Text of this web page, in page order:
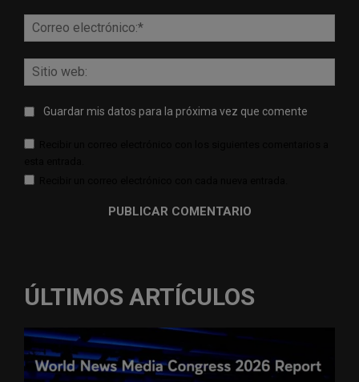
Guardar mis datos para la próxima vez que comente
ÚLTIMOS ARTÍCULOS